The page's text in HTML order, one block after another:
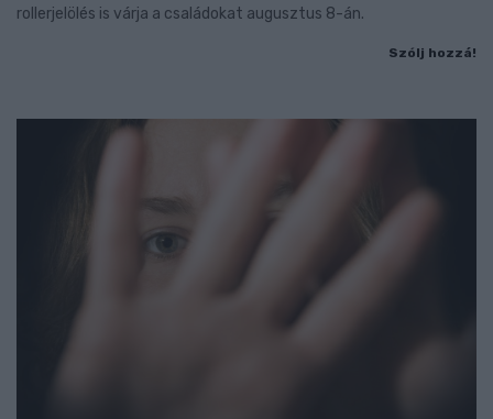
rollerjelölés is várja a családokat augusztus 8-án.
Szólj hozzá!